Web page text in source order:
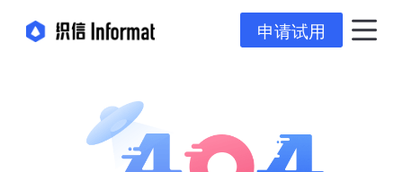
申请试用